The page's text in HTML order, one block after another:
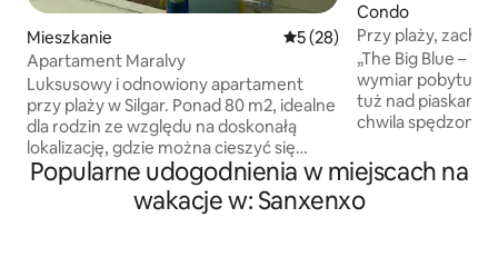
Mieszkanie Średnia ocena: 5 na 5,
5 (28)
Apartament Maralvy
Luksusowy i odnowiony apartament
przy plaży w Silgar. Ponad 80 m2, idealne
dla rodzin ze względu na doskonałą
lokalizację, gdzie można cieszyć się
plażami, sklepami, supermarketami,
restauracjami, barami, parkami,
kościołami, biblioteką, życiem nocnym,
Condo
Przy plaży,
widoki i wystrój
„The Big Blue –
wymiar pobytu
tuż nad piaskami
chwila spędzona
filiżanki kawy na
i obserwowania
kończą się
Popularne udogodnienia w miejscach na
wakacje w: Sanxenxo